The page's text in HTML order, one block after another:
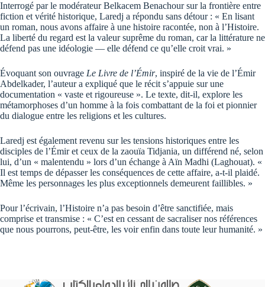
Interrogé par le modérateur Belkacem Benachour sur la frontière entre
fiction et vérité historique, Laredj a répondu sans détour : « En lisant
un roman, nous avons affaire à une histoire racontée, non à l’Histoire.
La liberté du regard est la valeur suprême du roman, car la littérature ne
défend pas une idéologie — elle défend ce qu’elle croit vrai. »
Évoquant son ouvrage Le Livre de l’Émir, inspiré de la vie de l’Émir
Abdelkader, l’auteur a expliqué que le récit s’appuie sur une
documentation « vaste et rigoureuse ». Le texte, dit-il, explore les
métamorphoses d’un homme à la fois combattant de la foi et pionnier
du dialogue entre les religions et les cultures.
Laredj est également revenu sur les tensions historiques entre les
disciples de l’Émir et ceux de la zaouïa Tidjania, un différend né, selon
lui, d’un « malentendu » lors d’un échange à Aïn Madhi (Laghouat). «
Il est temps de dépasser les conséquences de cette affaire, a-t-il plaidé.
Même les personnages les plus exceptionnels demeurent faillibles. »
Pour l’écrivain, l’Histoire n’a pas besoin d’être sanctifiée, mais
comprise et transmise : « C’est en cessant de sacraliser nos références
que nous pourrons, peut-être, les voir enfin dans toute leur humanité. »